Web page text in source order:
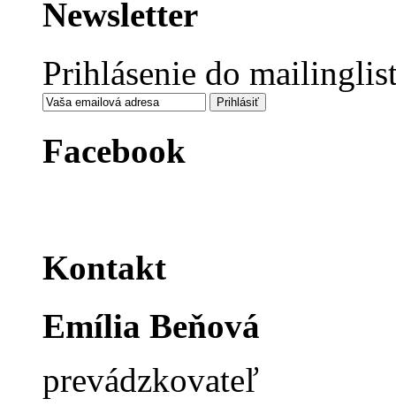
Newsletter
Prihlásenie do
Facebook
Kontakt
Emília Beňová
prevádzkovateľ